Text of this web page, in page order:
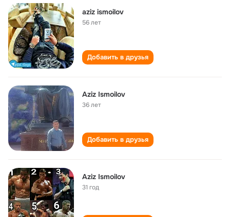
aziz ismoilov
56 лет
Добавить в друзья
Aziz Ismoilov
36 лет
Добавить в друзья
Aziz Ismoilov
31 год